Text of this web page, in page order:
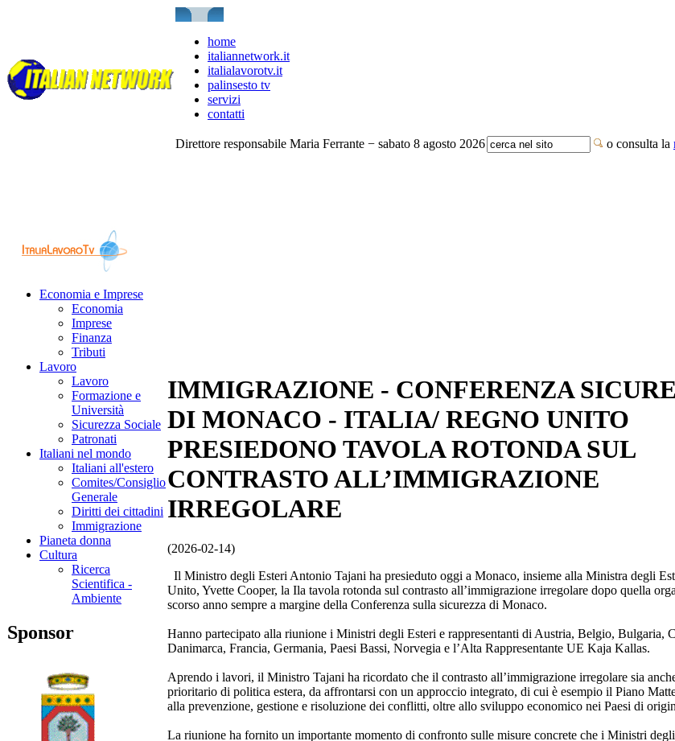
home
italiannetwork.it
italialavorotv.it
palinsesto tv
servizi
contatti
Direttore responsabile Maria Ferrante − sabato 8 agosto 2026 o consulta la
Economia e Imprese
Economia
Imprese
Finanza
Tributi
Lavoro
Lavoro
Formazione e
Università
Sicurezza Sociale
Patronati
Italiani nel mondo
Italiani all'estero
Comites/Consiglio
Generale
Diritti dei cittadini
Immigrazione
Pianeta donna
Cultura
Ricerca
Scientifica -
Ambiente
Sponsor
IMMIGRAZIONE - CONFERENZA
DI MONACO - ITALIA/ REGNO UNITO
PRESIEDONO TAVOLA ROTONDA SUL
CONTRASTO ALL’IMMIGRAZIONE
IRREGOLARE
(2026-02-14)
Il Ministro degli Esteri Antonio Tajani ha presieduto oggi a Monaco, insieme alla Ministra degli
Unito, Yvette Cooper, la Ila tavola rotonda sul contrasto all’immigrazione irregolare dopo quella
scorso anno sempre a margine della Conferenza sulla sicurezza di Monaco.
Hanno partecipato alla riunione i Ministri degli Esteri e rappresentanti di Austria, Belgio, Bulgaria,
Danimarca, Francia, Germania, Paesi Bassi, Norvegia e l’Alta Rappresentante UE Kaja Kallas.
Aprendo i lavori, il Ministro Tajani ha ricordato che il contrasto all’immigrazione irregolare sia
prioritario di politica estera, da affrontarsi con un approccio integrato, di cui è esempio il Piano
alla prevenzione, gestione e risoluzione dei conflitti, oltre allo sviluppo economico nei Paesi di
La riunione ha fornito un importante momento di confronto sulle misure concrete che i Ministri